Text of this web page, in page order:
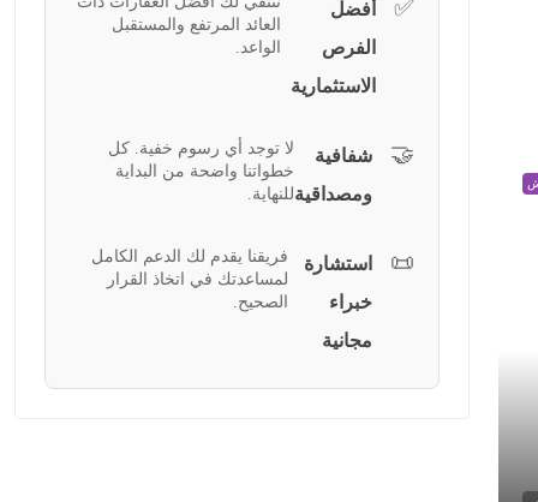
✅
أفضل
الفرص
الاستثمارية
العائد المرتفع والمستقبل
الواعد.
🤝
شفافية
ومصداقية
لا توجد أي رسوم خفية. كل
خطواتنا واضحة من البداية
للنهاية.
📜
استشارة
خبراء
مجانية
فريقنا يقدم لك الدعم الكامل
لمساعدتك في اتخاذ القرار
الصحيح.